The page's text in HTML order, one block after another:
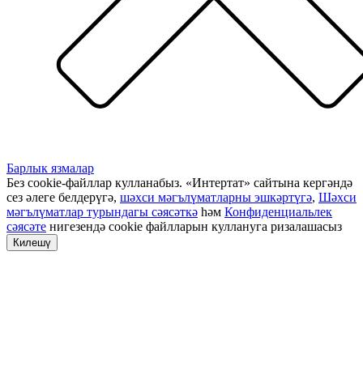
Барлык язмалар
Без cookie-файллар кулланабыз. «Интертат» сайтына кергәндә
сез әлеге белдерүгә, шәхси мәгълүматларны эшкәртүгә, Шәхси
мәгълүматлар турындагы сәясәткә һәм Конфиденциальлек
сәясәте нигезендә cookie файлларын куллануга ризалашасыз
Килешү